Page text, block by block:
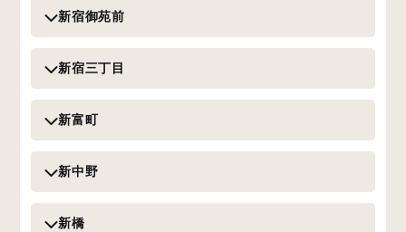
新宿御苑前
新宿三丁目
新富町
新中野
新橋